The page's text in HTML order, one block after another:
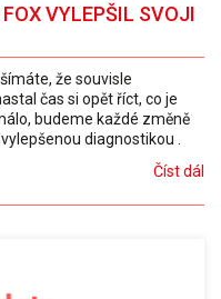
VYLEPŠIL SVOJI
že souvisle
čas si opět říct, co je
budeme každé změně
diagnostikou .
Číst dál